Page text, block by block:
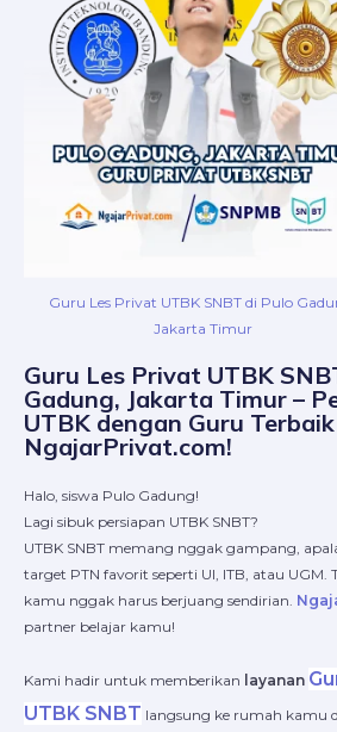
Guru Les Privat UTBK SNBT di Pulo
Jakarta Timur
Guru Les Privat UTBK
Gadung, Jakarta Timur –
UTBK dengan Guru
NgajarPrivat.com!
Halo, siswa Pulo Gadung!
Lagi sibuk persiapan UTBK SNBT?
UTBK SNBT memang nggak gampang,
target PTN favorit seperti UI, ITB, atau UGM.
kamu nggak harus berjuang sendirian.
partner belajar kamu!
Kami hadir untuk memberikan layanan
UTBK SNBT langsung ke rumah kamu